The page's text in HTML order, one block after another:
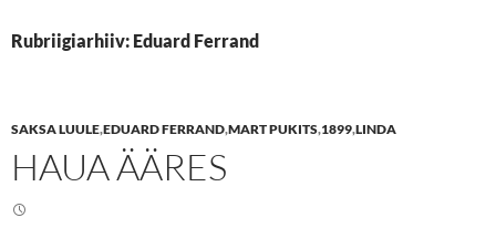
Rubriigiarhiiv: Eduard Ferrand
SAKSA LUULE,EDUARD FERRAND,MART PUKITS,1899,LINDA
HAUA ÄÄRES